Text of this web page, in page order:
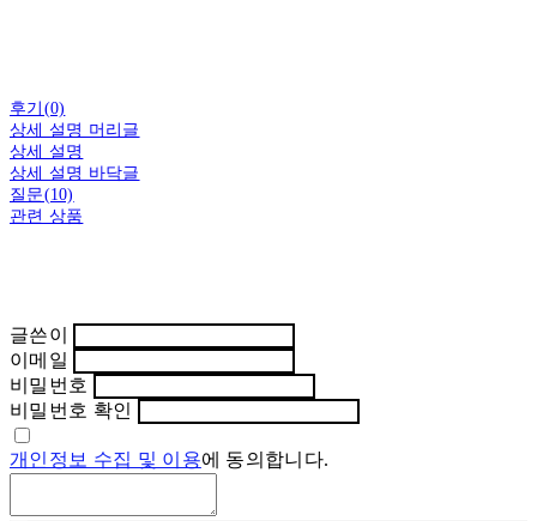
후기(0)
상세 설명 머리글
상세 설명
상세 설명 바닥글
질문(10)
관련 상품
글쓴이
이메일
비밀번호
비밀번호 확인
개인정보 수집 및 이용에 동의합니다.